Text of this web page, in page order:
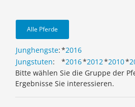
Alle Pferde
Junghengste:*2016
Jungstuten: *2016*2012*2010*
Bitte wählen Sie die Gruppe der
Ergebnisse Sie interessieren.